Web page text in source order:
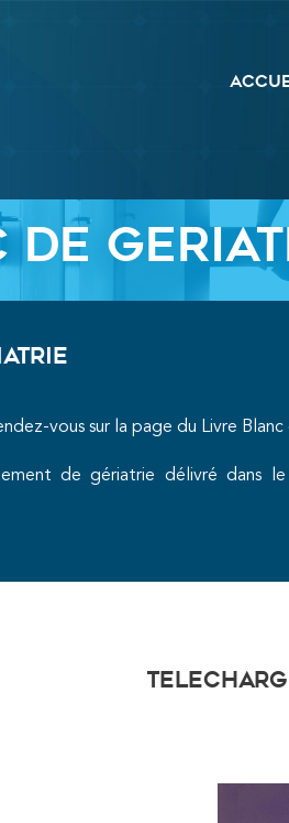
DE
vous sur la page du Livre
de gériatrie délivré dans